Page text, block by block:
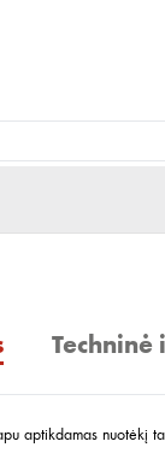
aptikdamas nuotėkį